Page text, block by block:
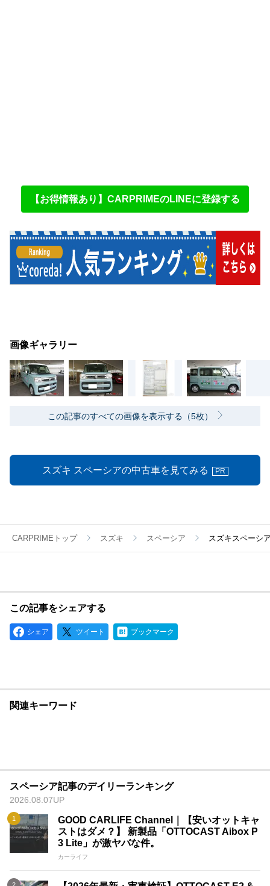
【お得情報あり】CARPRIMEのLINEに登録する
画像ギャラリー
この記事のすべての画像を表示する（5枚）
スズキ スペーシアの中古車を見てみる PR
CARPRIMEトップ スズキ スペーシア スズキスペーシ
この記事をシェアする
シェア ツイート ブックマーク
関連キーワード
スペーシア記事のデイリーランキング
2026.08.07UP
GOOD CARLIFE Channel｜【安いオットキャ
ストはダメ？】 新製品「OTTOCAST Aibox P
3 Lite」が激ヤバな件。
カーライフ